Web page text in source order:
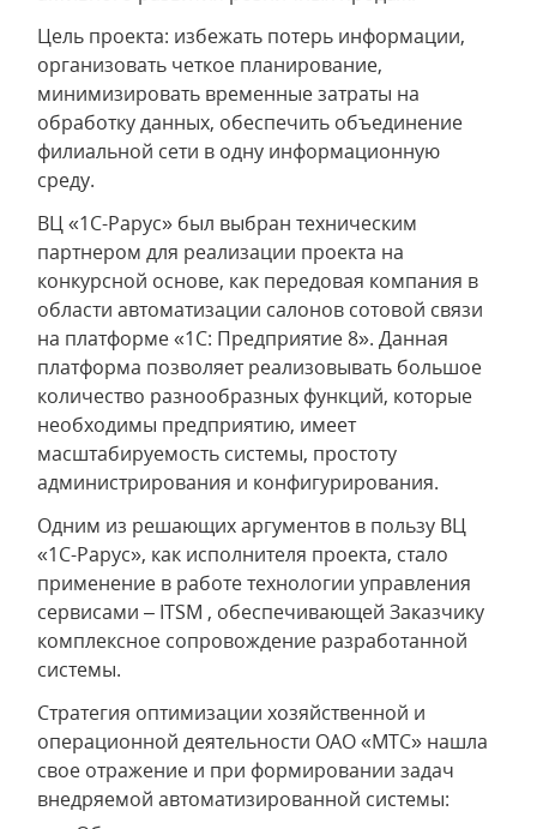
Цель проекта: избежать потерь информации,
организовать четкое планирование,
минимизировать временные затраты на
обработку данных, обеспечить объединение
филиальной сети в одну информационную
среду.
ВЦ «1С-Рарус» был выбран техническим
партнером для реализации проекта на
конкурсной основе, как передовая компания в
области автоматизации салонов сотовой связи
на платформе «1С: Предприятие 8». Данная
платформа позволяет реализовывать большое
количество разнообразных функций, которые
необходимы предприятию, имеет
масштабируемость системы, простоту
администрирования и конфигурирования.
Одним из решающих аргументов в пользу ВЦ
«1С-Рарус», как исполнителя проекта, стало
применение в работе технологии управления
сервисами – ITSM , обеспечивающей Заказчику
комплексное сопровождение разработанной
системы.
Стратегия оптимизации хозяйственной и
операционной деятельности ОАО «МТС» нашла
свое отражение и при формировании задач
внедряемой автоматизированной системы: